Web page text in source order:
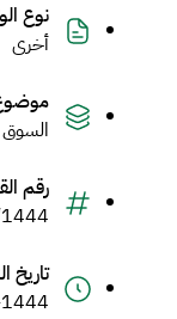
نوع
أخرى
السوق
رقم
تاريخ